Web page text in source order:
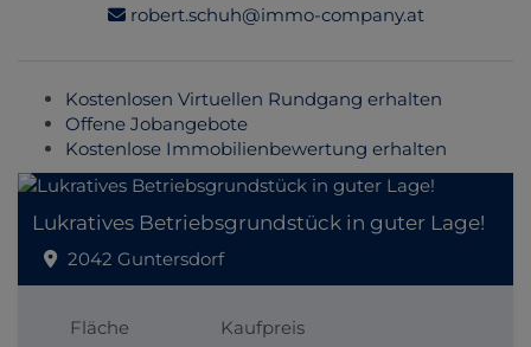
robert.schuh@immo-company.at
Kostenlosen Virtuellen Rundgang erhalten
Offene Jobangebote
Kostenlose Immobilienbewertung erhalten
Lukratives Betriebsgrundstück in guter Lage!
2042 Guntersdorf
Fläche
Kaufpreis